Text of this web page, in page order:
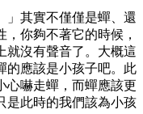
」其實不僅僅是蟬、還
你夠不著它的時候，
就沒有聲音了。大概這
的應該是小孩子吧。此
心嚇走蟬，而蟬應該更
是此時的我們該為小孩